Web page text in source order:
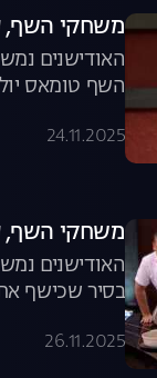
משחקי השף, עונה 8, פרק 8:
האודישנים
השף טומאס
24.11.2025
משחקי השף, עונה 8, פרק 9: הסיר
האודישנים
בסיר שכישף
26.11.2025